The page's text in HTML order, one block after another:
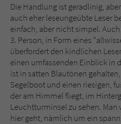
Die Handlung ist geradlinig,
auch eher leseungeübte Leser
einfach, aber nicht simpel.
3. Person, in Form eines
überfordert den kindlichen
einen umfassenden Einblick in
ist in satten Blautönen
Segelboot und einen riesigen,
der am Himmel fliegt, im
Leuchtturminsel zu sehen. Man
hier geht, nämlich um ein